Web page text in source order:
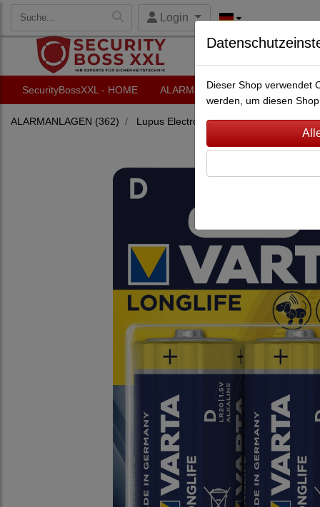
Login
SecurityBossXXL - HOME ALARMANLAGEN VIDEO-
ALARMANLAGEN (362) Lupus Electronics(228) Zubehör für
Dieser Shop verwendet
werden, um diesen